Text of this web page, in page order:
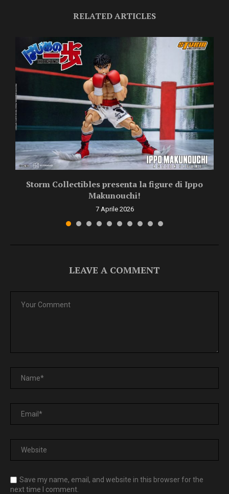
RELATED ARTICLES
Storm Collectibles presenta la figure di Ippo
Makunouchi!
7 Aprile 2026
LEAVE A COMMENT
Save my name, email, and website in this browser for the
next time I comment.